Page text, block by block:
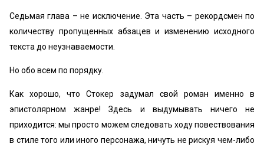
Седьмая глава – не исключение. Эта часть – рекордсмен по
количеству пропущенных абзацев и изменению исходного
текста до неузнаваемости.
Но обо всем по порядку.
Как хорошо, что Стокер задумал свой роман именно в
эпистолярном жанре! Здесь и выдумывать ничего не
приходится: мы просто можем следовать ходу повествования
в стиле того или иного персонажа, ничуть не рискуя чем-либо